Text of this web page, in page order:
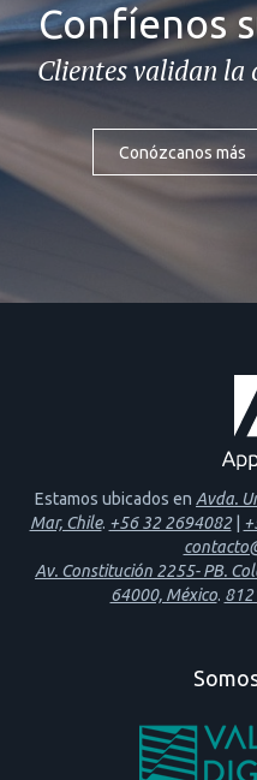
Confíenos
Clientes validan
Conózcanos más
Estamos ubicados en Avda.
Mar, Chile. +56 32 2694082|
Av. Constitución 2255- PB.
64000, México.